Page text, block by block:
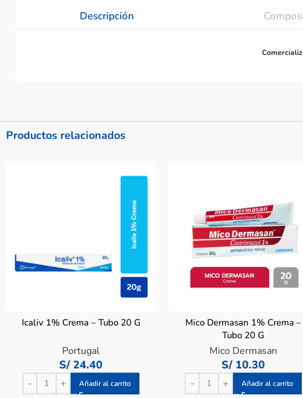
Descripción
Productos relacionados
Icaliv 1% Crema – Tubo 20 G
Portugal
S/ 24.40
Añadir al carrito
Mico Dermasan 1% Crema –
Tubo 20 G
Mico Dermasan
S/ 10.30
Añadir al carrito